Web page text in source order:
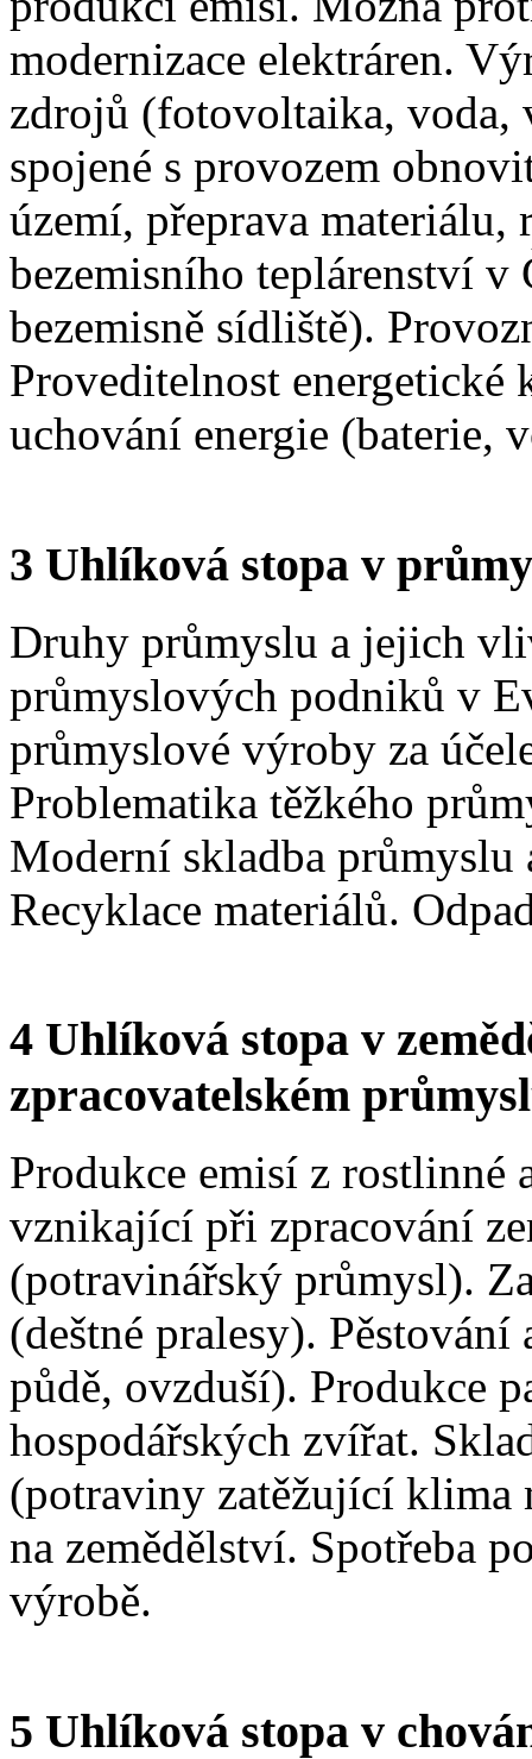
modernizace elektráren.
zdrojů (fotovoltaika, voda,
spojené s provozem
území, přeprava
bezemisního teplárenství
bezemisně sídliště).
Proveditelnost
uchování energie (baterie,
3 Uhlíková stopa v
Druhy průmyslu a jejich
průmyslových podniků v
průmyslové výroby za
Problematika těžkého
Moderní skladba průmyslu
Recyklace materiálů.
4 Uhlíková stopa v
zpracovatelském
Produkce emisí z rostlinné
vznikající při zpracování
(potravinářský průmysl).
(deštné pralesy).
půdě, ovzduší). Produkce
hospodářských zvířat.
(potraviny zatěžující klima
na zemědělství. Spotřeba
výrobě.
5 Uhlíková stopa v